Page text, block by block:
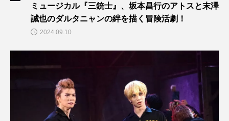
ミュージカル『三銃士』、坂本昌行のアトスと末澤
誠也のダルタニャンの絆を描く冒険活劇！
2024.09.10